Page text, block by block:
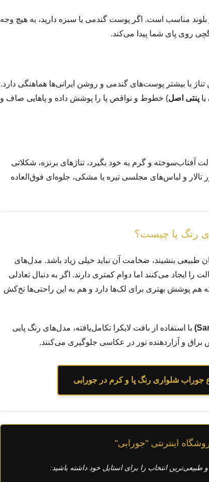
مناسب است. اگر پوست گندمی یا سبزه دارید، به هیچ وجه
روی پای شما پیدا می‌کند.
با بیشتر پوست‌های گندمی و روشن ایرانی‌ها هماهنگی دارد.
یا پنتی اصل) خطوط و نواقص پا را پوشش داده و پاهایی صاف و
آفتاب‌سوخته و گرم به خود بگیرد، تناژهای برنزه، شکلاتی
تالار و لباس‌های مجلسی تیره یا مشکی، جلوه‌ای فوق‌العاده
رنگ پا چیست؟
طبیعی بنشیند، ضخامت آن نباید خیلی زیاد باشد. مدل‌های
را ایجاد می‌کنند اما دوام کمتری دارند. اگر به دنبال تعادلی
هم پوشش بهتری برای لک‌ها دارد و هم به این راحتی‌ها نخ‌کش
با استفاده از بافت لایکرا تکامل‌یافته، مدل‌های رنگ پایی
و آزاردهنده نور در عکاسی جلوگیری می‌کنند.
جوراب شلواری رنگ پا و کرم در جورابی
اینترنتی "جورابی"
انتخاب را برای استایل خود داشته باشید: